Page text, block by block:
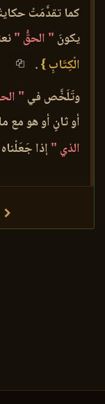
كما تقدَّمَتْ
يكونَ " الحقُّ "
الْكِتَابِ }.
وتَلَخَّص في "
أو ثانٍ أو هو مع
الذي "إذا